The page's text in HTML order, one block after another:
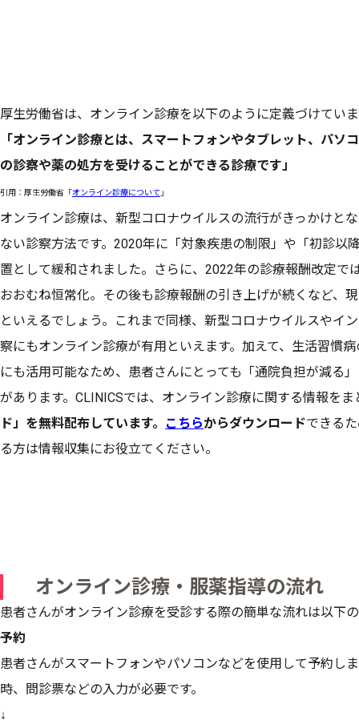
厚生労働省は、オンライン診療を以下のように定義づけてい
「オンライン診療とは、スマートフォンやタブレット、パソ
の診察や薬の処方を受けることができる診療です」
引用：厚生労働省「オンライン診療について 」
オンライン診療は、新型コロナウイルスの流行がきっかけと
ない診察方法です。2020年に「対象疾患の制限」や「初診以
置として緩和されました。さらに、2022年の診療報酬改定で
おおむね恒常化。その後も診療報酬の引き上げが続くなど、
といえるでしょう。これまで同様、新型コロナウイルスやイ
察にもオンライン診療が有用といえます。加えて、生活習慣
にも活用可能なため、患者さんにとっても「通院負担が減る
があります。CLINICSでは、オンライン診療に関する情報をま
ド」を無料配布しています。
こちらからダウンロードできる
る方は情報収集にお役立てください。
オンライン診療・服薬指導の流れ
患者さんがオンライン診療を受診する際の簡単な流れは以下
予約
患者さんがスマートフォンやパソコンなどを使用して予約し
時、問診票などの入力が必要です。
↓